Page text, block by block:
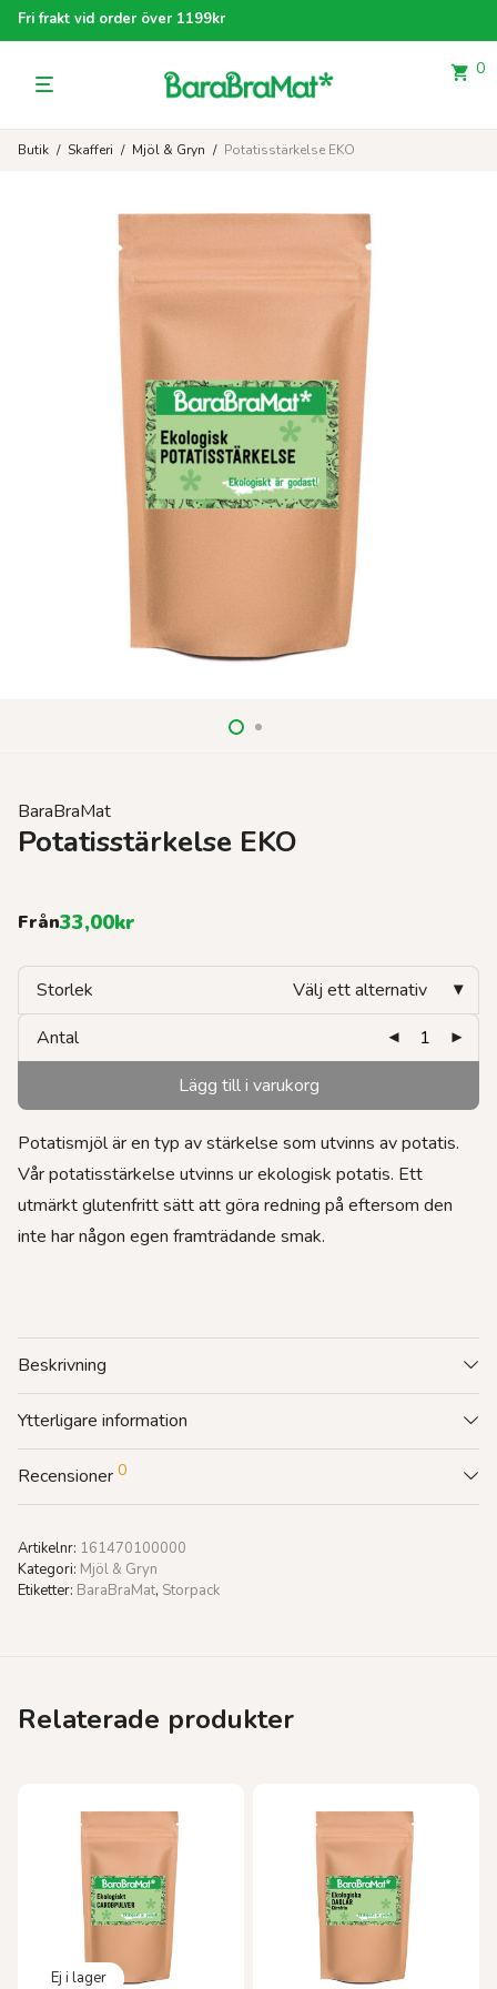
Fri frakt vid order över 1199kr
0
Butik / Skafferi / Mjöl & Gryn / Potatisstärkelse EKO
BaraBraMat
Potatisstärkelse EKO
Från33,00kr
Storlek
Välj ett alternativ
Antal
Lägg till i varukorg
Potatismjöl är en typ av stärkelse som utvinns av potatis.
Vår potatisstärkelse utvinns ur ekologisk potatis. Ett
utmärkt glutenfritt sätt att göra redning på eftersom den
inte har någon egen framträdande smak.
Beskrivning
Ytterligare information
Recensioner 0
Artikelnr: 161470100000
Kategori: Mjöl & Gryn
Etiketter: BaraBraMat, Storpack
Relaterade produkter